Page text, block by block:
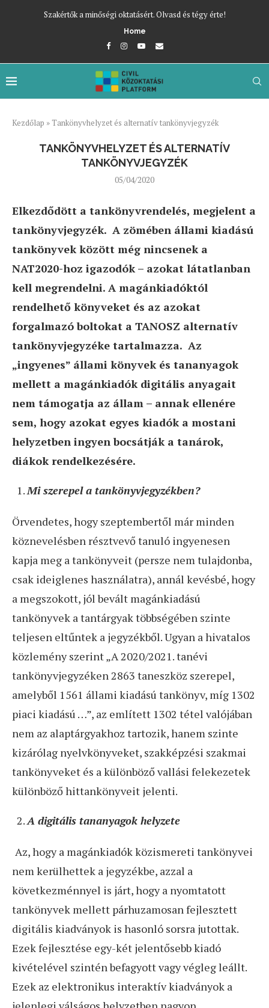
Szakértők a minőségi oktatásért. Olvasd és tégy érte!
Home
Kezdőlap »Tankönyvhelyzet és alternatív tankönyvjegyzék
TANKÖNYVHELYZET ÉS ALTERNATÍV
TANKÖNYVJEGYZÉK
05/04/2020
Elkezdődött a tankönyvrendelés, megjelent a
tankönyvjegyzék. A zömében állami kiadású
tankönyvek között még nincsenek a
NAT2020-hoz igazodók – azokat látatlanban
kell megrendelni. A magánkiadóktól
rendelhető könyveket és az azokat
forgalmazó boltokat a TANOSZ alternatív
tankönyvjegyzéke tartalmazza. Az
„ingyenes” állami könyvek és tananyagok
mellett a magánkiadók digitális anyagait
nem támogatja az állam – annak ellenére
sem, hogy azokat egyes kiadók a mostani
helyzetben ingyen bocsátják a tanárok,
diákok rendelkezésére.
Mi szerepel a tankönyvjegyzékben?
Örvendetes, hogy szeptembertől már minden
köznevelésben résztvevő tanuló ingyenesen
kapja meg a tankönyveit (persze nem tulajdonba,
csak ideiglenes használatra), annál kevésbé, hogy
a megszokott, jól bevált magánkiadású
tankönyvek a tantárgyak többségében szinte
teljesen eltűntek a jegyzékből. Ugyan a hivatalos
közlemény szerint „A 2020/2021. tanévi
tankönyvjegyzéken 2863 taneszköz szerepel,
amelyből 1561 állami kiadású tankönyv, míg 1302
piaci kiadású …”, az említett 1302 tétel valójában
nem az alaptárgyakhoz tartozik, hanem szinte
kizárólag nyelvkönyveket, szakképzési szakmai
tankönyveket és a különböző vallási felekezetek
különböző hittankönyveit jelenti.
A digitális tananyagok helyzete
Az, hogy a magánkiadók közismereti tankönyvei
nem kerülhettek a jegyzékbe, azzal a
következménnyel is járt, hogy a nyomtatott
tankönyvek mellett párhuzamosan fejlesztett
digitális kiadványok is hasonló sorsra jutottak.
Ezek fejlesztése egy-két jelentősebb kiadó
kivételével szintén befagyott vagy végleg leállt.
Ezek az elektronikus interaktív kiadványok a